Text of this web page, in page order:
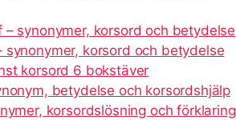
– synonymer, korsord och betydelse
synonymer, korsord och betydelse
korsord 6 bokstäver
betydelse och korsordshjälp
korsordslösning och förklaring